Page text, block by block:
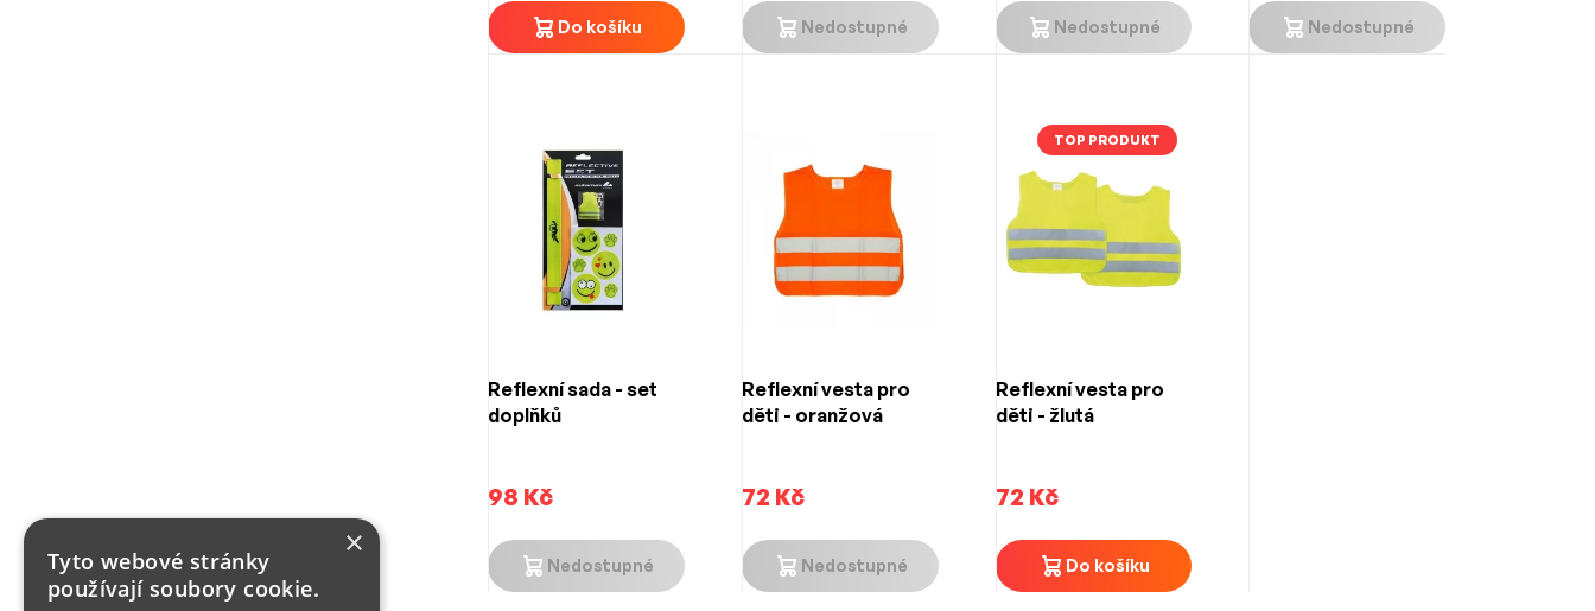
Do košíku Nedostupné Nedostupné Nedostupné
Reflexní sada - set
doplňků
98 Kč
Nedostupné
Reflexní vesta pro
děti - oranžová
72 Kč
Nedostupné
TOP PRODUKT
Reflexní vesta pro
děti - žlutá
72 Kč
Do košíku
×
Tyto webové stránky
používají soubory cookie.